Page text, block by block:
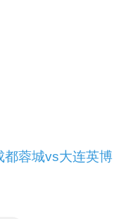
都蓉城vs大连英博